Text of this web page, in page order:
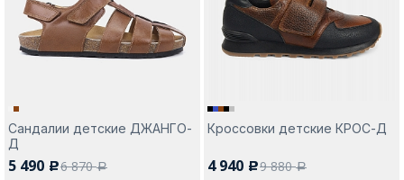
Сандалии детские ДЖАНГО-
Д
5 490 c6 870a
Кроссовки детские КРОС-Д
4 940 c9 880a